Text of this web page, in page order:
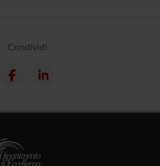
Condividi